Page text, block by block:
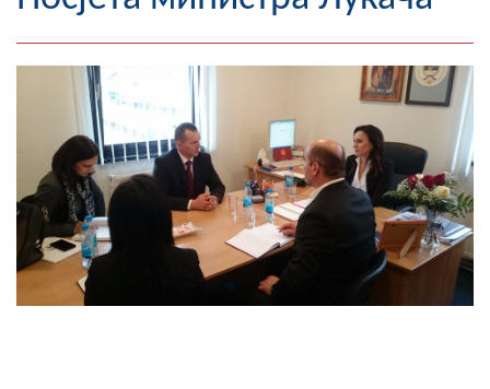
Насељена мјеста
Занимљивости
Фотогалерија
НАЧЕЛНИК
О Начелнику